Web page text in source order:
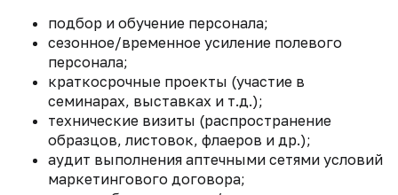
подбор и обучение персонала;
сезонное/временное усиление полевого
персонала;
краткосрочные проекты (участие в
семинарах, выставках и т.д.);
технические визиты (распространение
образцов, листовок, флаеров и др.);
аудит выполнения аптечными сетями условий
маркетингового договора;